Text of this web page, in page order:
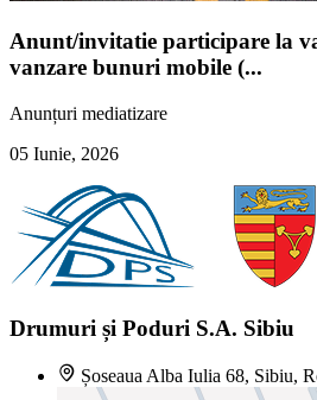
Anunt/invitatie participare la
vanzare bunuri mobile (...
Anunțuri mediatizare
05 Iunie, 2026
Drumuri și Poduri S.A. Sibiu
Șoseaua Alba Iulia 68, Sibiu,